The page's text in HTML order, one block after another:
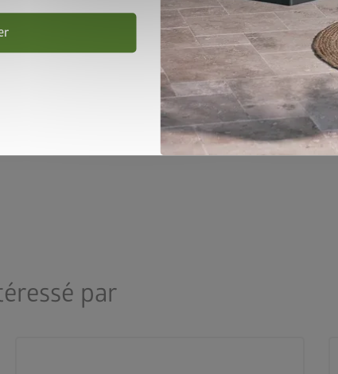
Variante 2
DaVinci®comme brise-vue
Combinaison de différentes hauteurs et
longueurs, avec treillis et brise-vue.
par